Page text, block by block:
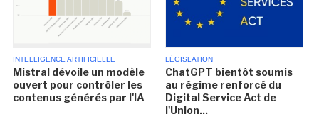
INTELLIGENCE ARTIFICIELLE
Mistral dévoile un modèle
ouvert pour contrôler les
contenus générés par l'IA
LÉGISLATION
ChatGPT bientôt soumis
au régime renforcé du
Digital Service Act de
l'Union...